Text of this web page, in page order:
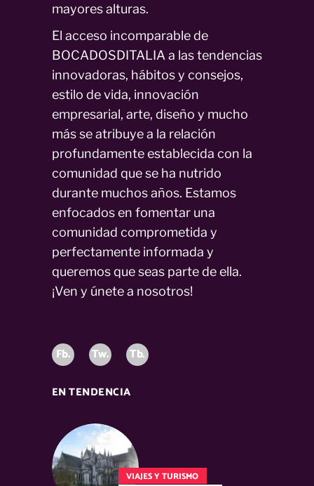
mayores alturas.
El acceso incomparable de
BOCADOSDITALIA a las tendencias
innovadoras, hábitos y consejos,
estilo de vida, innovación
empresarial, arte, diseño y mucho
más se atribuye a la relación
profundamente establecida con la
comunidad que se ha nutrido
durante muchos años. Estamos
enfocados en fomentar una
comunidad comprometida y
perfectamente informada y
queremos que seas parte de ella.
¡Ven y únete a nosotros!
Fb. Tw. Tb.
EN TENDENCIA
VIAJES Y TURISMO